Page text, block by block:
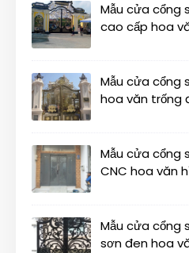
Mẫu cửa cổng
cao cấp hoa
Mẫu cửa cổng
hoa văn trống
Mẫu cửa cổng
CNC hoa văn
Mẫu cửa cổng
sơn đen hoa